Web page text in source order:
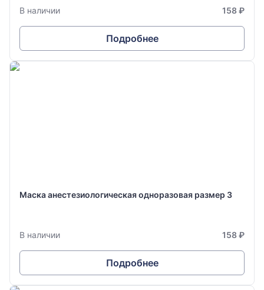
В наличии 158 ₽
Подробнее
Маска анестезиологическая одноразовая размер 3
В наличии 158 ₽
Подробнее